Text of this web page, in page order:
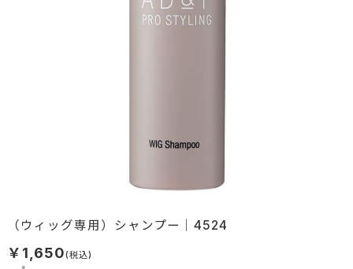
（ウィッグ専用）シャンプー｜4524
￥1,650